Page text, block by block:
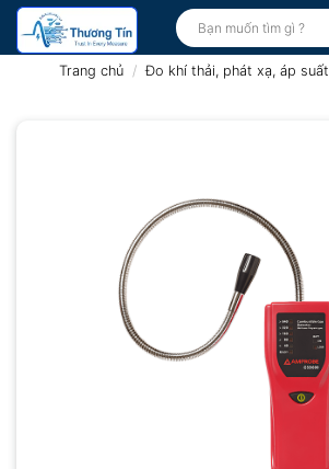
Bỏ
qua
Tìm
kiếm:
Trang chủ / Đo khí thải, phát xạ, áp suất